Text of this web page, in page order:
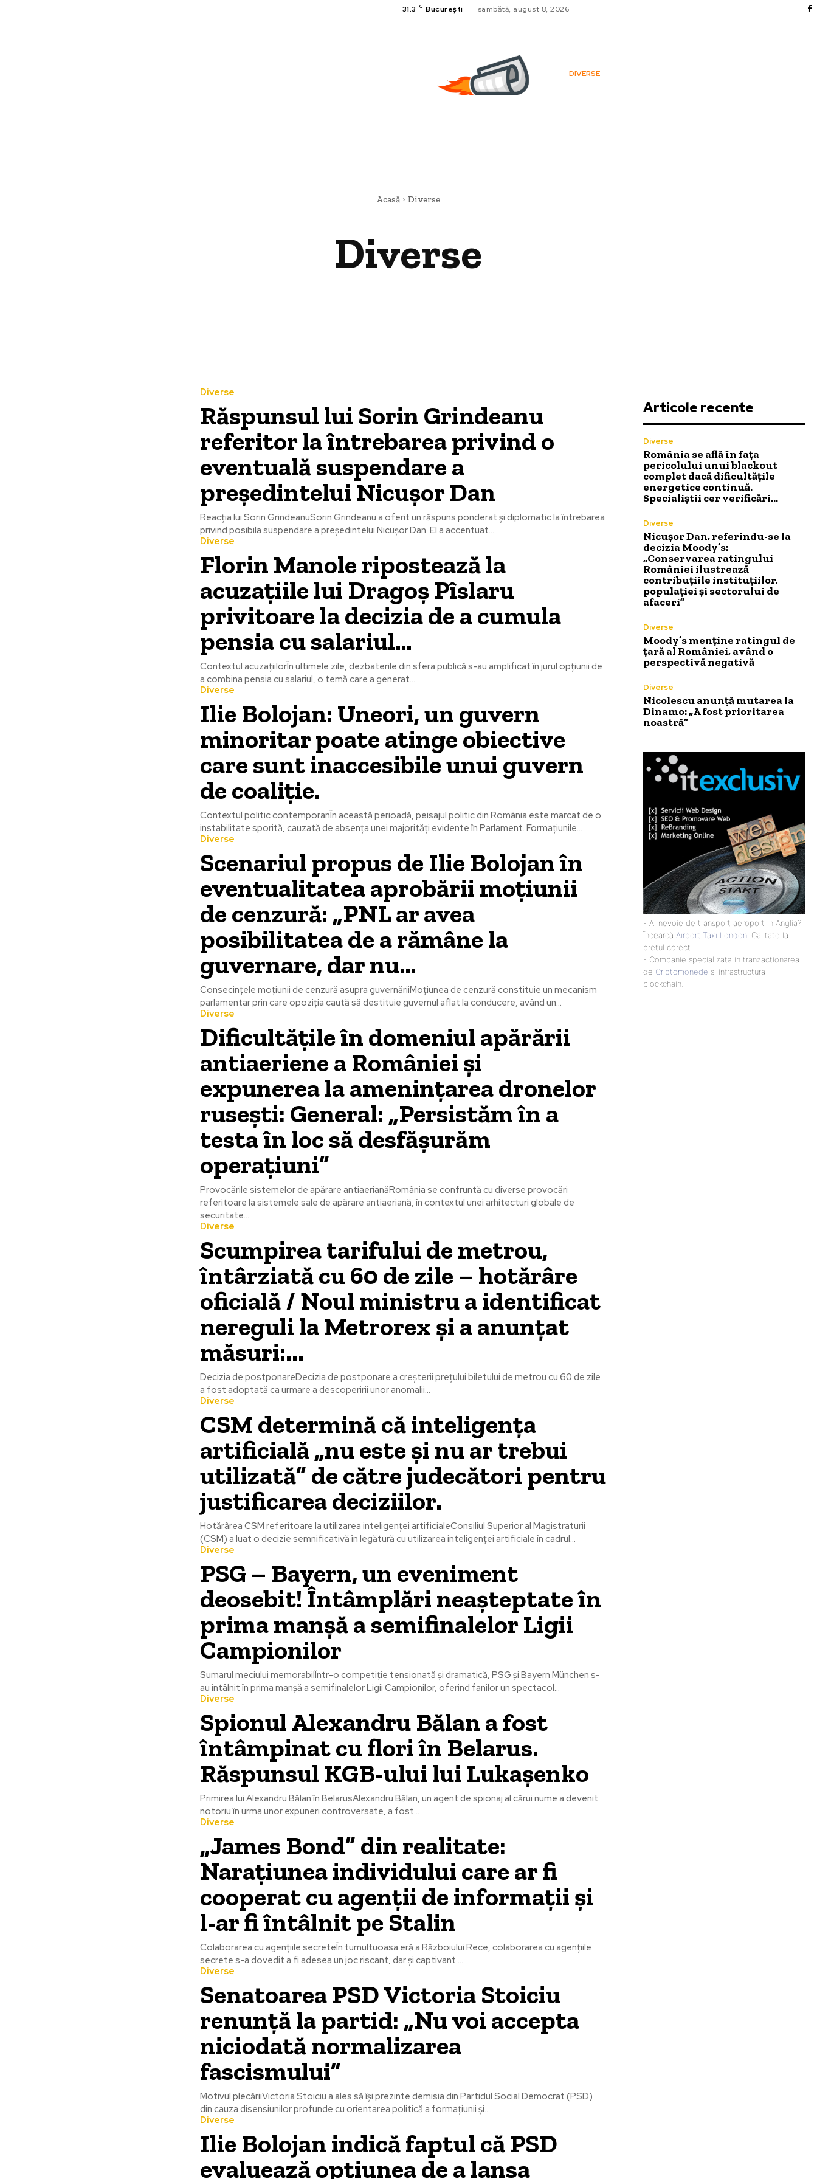
31.3 C București sâmbătă, august 8, 2026
DIVERSE
Acasă Diverse
Diverse
Diverse
Răspunsul lui Sorin Grindeanu
referitor la întrebarea privind o
eventuală suspendare a
președintelui Nicușor Dan
Reacția lui Sorin GrindeanuSorin Grindeanu a oferit un răspuns ponderat și diplomatic la întrebarea
privind posibila suspendare a președintelui Nicușor Dan. El a accentuat...
Diverse
Florin Manole ripostează la
acuzațiile lui Dragoș Pîslaru
privitoare la decizia de a cumula
pensia cu salariul…
Contextul acuzațiilorÎn ultimele zile, dezbaterile din sfera publică s-au amplificat în jurul opțiunii de
a combina pensia cu salariul, o temă care a generat...
Diverse
Ilie Bolojan: Uneori, un guvern
minoritar poate atinge obiective
care sunt inaccesibile unui guvern
de coaliție.
Contextul politic contemporanÎn această perioadă, peisajul politic din România este marcat de o
instabilitate sporită, cauzată de absența unei majorități evidente în Parlament. Formațiunile...
Diverse
Scenariul propus de Ilie Bolojan în
eventualitatea aprobării moțiunii
de cenzură: „PNL ar avea
posibilitatea de a rămâne la
guvernare, dar nu…
Consecințele moțiunii de cenzură asupra guvernăriiMoțiunea de cenzură constituie un mecanism
parlamentar prin care opoziția caută să destituie guvernul aflat la conducere, având un...
Diverse
Dificultățile în domeniul apărării
antiaeriene a României și
expunerea la amenințarea dronelor
rusești: General: „Persistăm în a
testa în loc să desfășurăm
operațiuni”
Provocările sistemelor de apărare antiaerianăRomânia se confruntă cu diverse provocări
referitoare la sistemele sale de apărare antiaeriană, în contextul unei arhitecturi globale de
securitate...
Diverse
Scumpirea tarifului de metrou,
întârziată cu 60 de zile – hotărâre
oficială / Noul ministru a identificat
nereguli la Metrorex și a anunțat
măsuri:...
Decizia de postponareDecizia de postponare a creșterii prețului biletului de metrou cu 60 de zile
a fost adoptată ca urmare a descoperirii unor anomalii...
Diverse
CSM determină că inteligența
artificială „nu este și nu ar trebui
utilizată” de către judecători pentru
justificarea deciziilor.
Hotărârea CSM referitoare la utilizarea inteligenței artificialeConsiliul Superior al Magistraturii
(CSM) a luat o decizie semnificativă în legătură cu utilizarea inteligenței artificiale în cadrul...
Diverse
PSG – Bayern, un eveniment
deosebit! Întâmplări neașteptate în
prima manșă a semifinalelor Ligii
Campionilor
Sumarul meciului memorabilÎntr-o competiție tensionată și dramatică, PSG și Bayern München s-
au întâlnit în prima manșă a semifinalelor Ligii Campionilor, oferind fanilor un spectacol...
Diverse
Spionul Alexandru Bălan a fost
întâmpinat cu flori în Belarus.
Răspunsul KGB-ului lui Lukașenko
Primirea lui Alexandru Bălan în BelarusAlexandru Bălan, un agent de spionaj al cărui nume a devenit
notoriu în urma unor expuneri controversate, a fost...
Diverse
„James Bond” din realitate:
Narațiunea individului care ar fi
cooperat cu agenții de informații și
l-ar fi întâlnit pe Stalin
Colaborarea cu agențiile secreteÎn tumultuoasa eră a Războiului Rece, colaborarea cu agențiile
secrete s-a dovedit a fi adesea un joc riscant, dar și captivant....
Diverse
Senatoarea PSD Victoria Stoiciu
renunță la partid: „Nu voi accepta
niciodată normalizarea
fascismului”
Motivul plecăriiVictoria Stoiciu a ales să își prezinte demisia din Partidul Social Democrat (PSD)
din cauza disensiunilor profunde cu orientarea politică a formațiunii și...
Diverse
Ilie Bolojan indică faptul că PSD
evaluează opțiunea de a lansa
Articole recente
Diverse
România se află în fața
pericolului unui blackout
complet dacă dificultățile
energetice continuă.
Specialiștii cer verificări…
Diverse
Nicușor Dan, referindu-se la
decizia Moody’s:
„Conservarea ratingului
României ilustrează
contribuțiile instituțiilor,
populației și sectorului de
afaceri”
Diverse
Moody’s menține ratingul de
țară al României, având o
perspectivă negativă
Diverse
Nicolescu anunță mutarea la
Dinamo: „A fost prioritarea
noastră”
- Ai nevoie de transport aeroport in Anglia?
Încearcă Airport Taxi London . Calitate la
prețul corect.
- Companie specializata in tranzactionarea
de Criptomonede si infrastructura
blockchain.